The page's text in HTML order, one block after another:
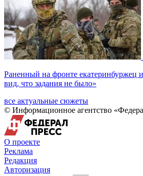
Раненный на фронте екатеринбуржец
вид, что задания не было»
все актуальные сюжеты
© Информационное агентство
О проекте
Реклама
Редакция
Авторизация